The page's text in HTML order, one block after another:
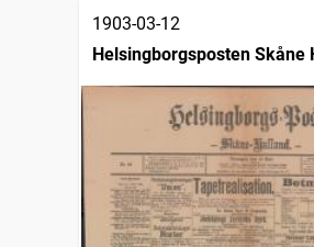
1903-03-12
Helsingborgsposten Skåne